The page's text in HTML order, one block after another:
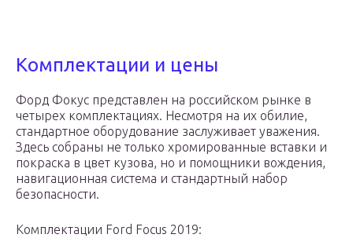
Комплектации и цены
Форд Фокус представлен на российском рынке в
четырех комплектациях. Несмотря на их обилие,
стандартное оборудование заслуживает уважения.
Здесь собраны не только хромированные вставки и
покраска в цвет кузова, но и помощники вождения,
навигационная система и стандартный набор
безопасности.
Комплектации Ford Focus 2019: